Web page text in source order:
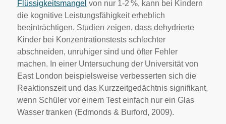
Flüssigkeitsmangel von nur 1-2 %, kann bei Kindern
die kognitive Leistungsfähigkeit erheblich
beeinträchtigen. Studien zeigen, dass dehydrierte
Kinder bei Konzentrationstests schlechter
abschneiden, unruhiger sind und öfter Fehler
machen. In einer Untersuchung der Universität von
East London beispielsweise verbesserten sich die
Reaktionszeit und das Kurzzeitgedächtnis signifikant,
wenn Schüler vor einem Test einfach nur ein Glas
Wasser tranken (Edmonds & Burford, 2009).